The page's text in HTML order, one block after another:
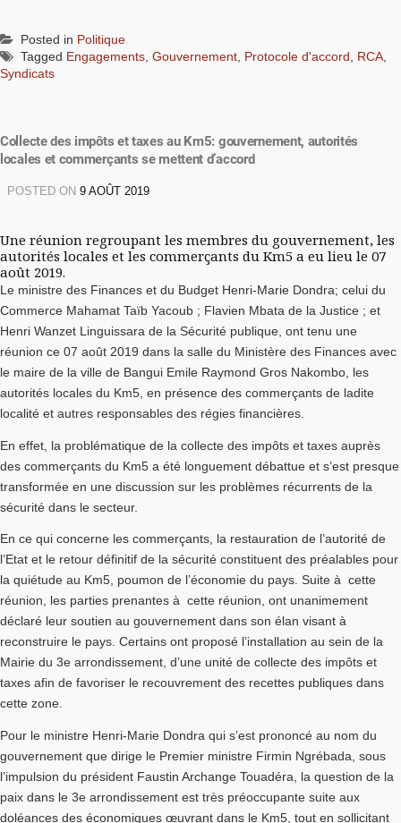
Posted in Politique
Tagged Engagements Gouvernement Protocole d'accord RCA
Syndicats
Collecte des impôts et taxes au Km5: gouvernement, autorités
locales et commerçants se mettent d’accord
POSTED ON 9 AOÛT 2019
Une réunion regroupant les membres du gouvernement, les
autorités locales et les commerçants du Km5 a eu lieu le 07
août 2019.
Le ministre des Finances et du Budget Henri-Marie Dondra; celui du
Commerce Mahamat Taïb Yacoub ; Flavien Mbata de la Justice ; et
Henri Wanzet Linguissara de la Sécurité publique, ont tenu une
réunion ce 07 août 2019 dans la salle du Ministère des Finances avec
le maire de la ville de Bangui Emile Raymond Gros Nakombo, les
autorités locales du Km5, en présence des commerçants de ladite
localité et autres responsables des régies financières.
En effet, la problématique de la collecte des impôts et taxes auprès
des commerçants du Km5 a été longuement débattue et s’est presque
transformée en une discussion sur les problèmes récurrents de la
sécurité dans le secteur.
En ce qui concerne les commerçants, la restauration de l’autorité de
l’Etat et le retour définitif de la sécurité constituent des préalables pour
la quiétude au Km5, poumon de l’économie du pays. Suite à cette
réunion, les parties prenantes à cette réunion, ont unanimement
déclaré leur soutien au gouvernement dans son élan visant à
reconstruire le pays. Certains ont proposé l’installation au sein de la
Mairie du 3e arrondissement, d’une unité de collecte des impôts et
taxes afin de favoriser le recouvrement des recettes publiques dans
cette zone.
Pour le ministre Henri-Marie Dondra qui s’est prononcé au nom du
gouvernement que dirige le Premier ministre Firmin Ngrébada, sous
l’impulsion du président Faustin Archange Touadéra, la question de la
paix dans le 3e arrondissement est très préoccupante suite aux
doléances des économiques œuvrant dans le Km5, tout en sollicitant